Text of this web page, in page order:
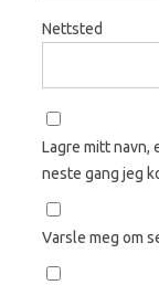
Nettsted
Lagre mitt
neste gang jeg
Varsle meg om